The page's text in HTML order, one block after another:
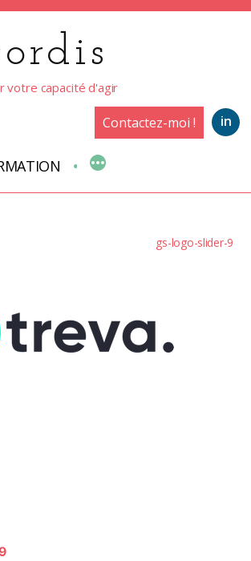
votre capacité d'agir
in
Contactez-moi !
gs-logo-slider-9